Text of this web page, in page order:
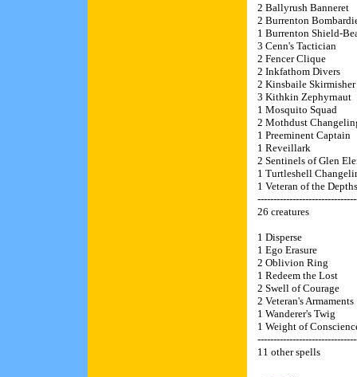
2 Ballyrush Banneret
2 Burrenton
1 Burrenton Shield-
3 Cenn's Tactician
2 Fencer Clique
2 Inkfathom Divers
2 Kinsbaile Skirmisher
3 Kithkin Zephyrnaut
1 Mosquito Squad
2 Mothdust
1 Preeminent Captain
1 Reveillark
2 Sentinels of Glen
1 Turtleshell
1 Veteran of the Depths
26 creatures
1 Disperse
1 Ego Erasure
2 Oblivion Ring
1 Redeem the Lost
2 Swell of Courage
2 Veteran's Armaments
1 Wanderer's Twig
1 Weight of
11 other spells